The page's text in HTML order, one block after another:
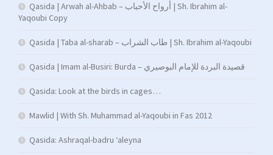
Qasida | Arwah al-Ahbab – أرواح الأحباب | Sh. Ibrahim al-
Yaqoubi Copy
Qasida | Taba al-sharab – طاب الشراب | Sh. Ibrahim al-Yaqoubi
Qasida | Imam al-Busiri: Burda – قصيدة البردة للإمام البوصيري
Qasida: Look at the birds in cages…
Mawlid | With Sh. Muhammad al-Yaqoubi in Fas 2012
Qasida: Ashraqal-badru ‘aleyna